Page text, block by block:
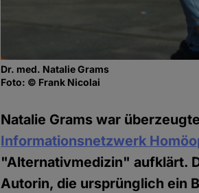
Dr. med. Natalie Grams
Foto: © Frank Nicolai
Natalie Grams war
Informationsnetzwerk
"Alternativmedizin" aufklärt.
Autorin, die ursprünglich ein